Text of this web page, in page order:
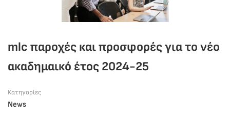
mlc παροχές και προσφορές για το νέο
ακαδημαικό έτος 2024-25
Κατηγορίες
News